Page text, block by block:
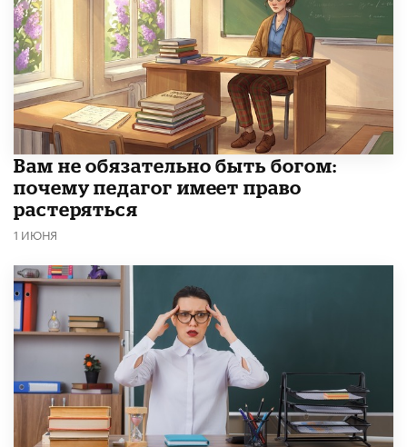
​Вам не обязательно быть богом:
почему педагог имеет право
растеряться
1 ИЮНЯ